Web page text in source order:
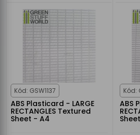
Kód: GSW1137
ABS Plasticard - LARGE
RECTANGLES Textured
Sheet - A4
Kód:
ABS